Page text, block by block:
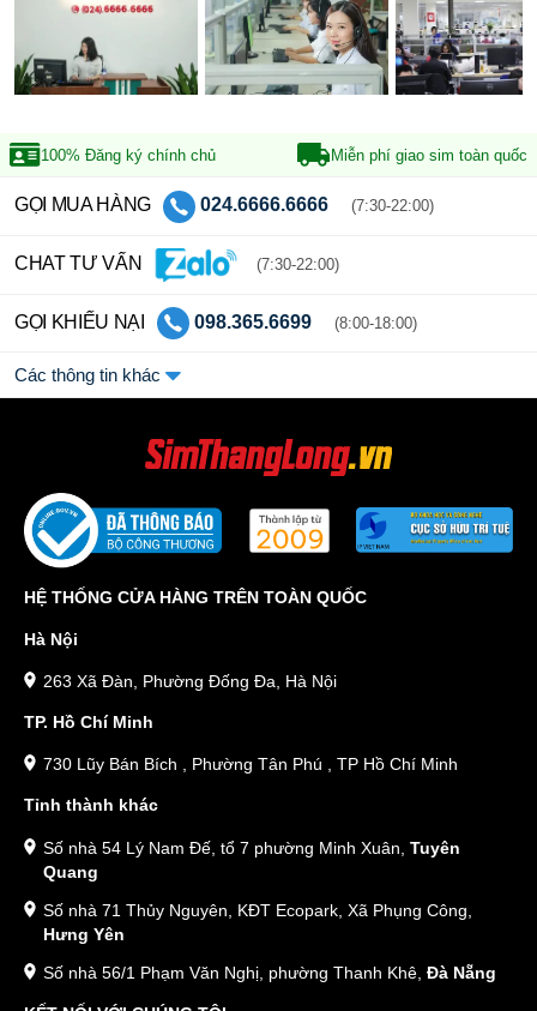
100% Đăng ký chính chủ Miễn phí giao sim toàn quốc
GỌI MUA HÀNG 024.6666.6666 (7:30-22:00)
CHAT TƯ VẤN (7:30-22:00)
GỌI KHIẾU NẠI 098.365.6699 (8:00-18:00)
Các thông tin khác
HỆ THỐNG CỬA HÀNG TRÊN TOÀN QUỐC
Hà Nội
263 Xã Đàn, Phường Đống Đa, Hà Nội
TP. Hồ Chí Minh
730 Lũy Bán Bích , Phường Tân Phú , TP Hồ Chí Minh
Tỉnh thành khác
Số nhà 54 Lý Nam Đế, tổ 7 phường Minh Xuân, Tuyên
Quang
Số nhà 71 Thủy Nguyên, KĐT Ecopark, Xã Phụng Công,
Hưng Yên
Số nhà 56/1 Phạm Văn Nghị, phường Thanh Khê, Đà Nẵng